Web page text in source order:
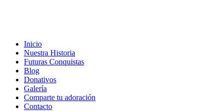
Inicio
Nuestra Historia
Futuras Conquistas
Blog
Donativos
Galería
Comparte tu adoración
Contacto